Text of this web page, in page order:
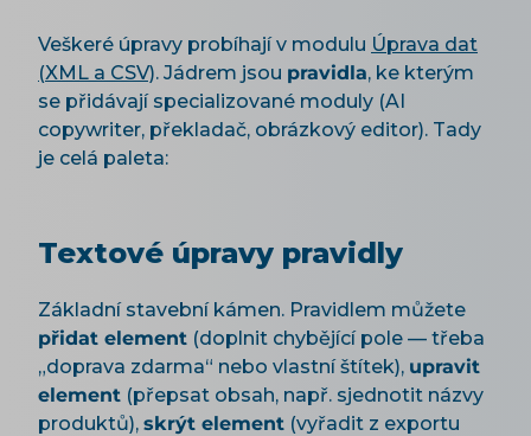
Veškeré úpravy probíhají v modulu Úprava dat
(XML a CSV). Jádrem jsou pravidla, ke kterým
se přidávají specializované moduly (AI
copywriter, překladač, obrázkový editor). Tady
je celá paleta:
Textové úpravy pravidly
Základní stavební kámen. Pravidlem můžete
přidat element (doplnit chybějící pole — třeba
„doprava zdarma“ nebo vlastní štítek), upravit
element (přepsat obsah, např. sjednotit názvy
produktů), skrýt element (vyřadit z exportu